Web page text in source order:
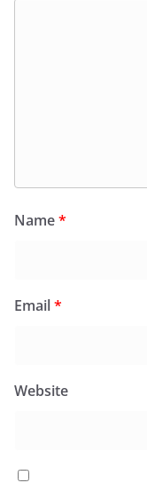
Name*
Email*
Website